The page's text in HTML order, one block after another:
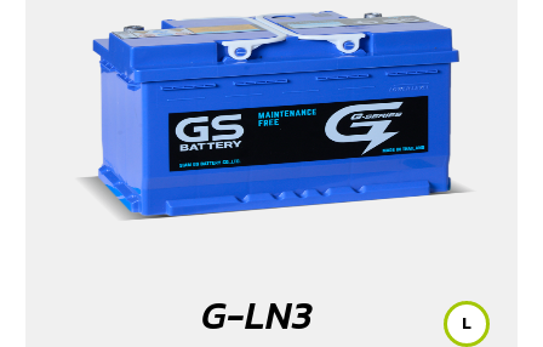
G-LN3 L